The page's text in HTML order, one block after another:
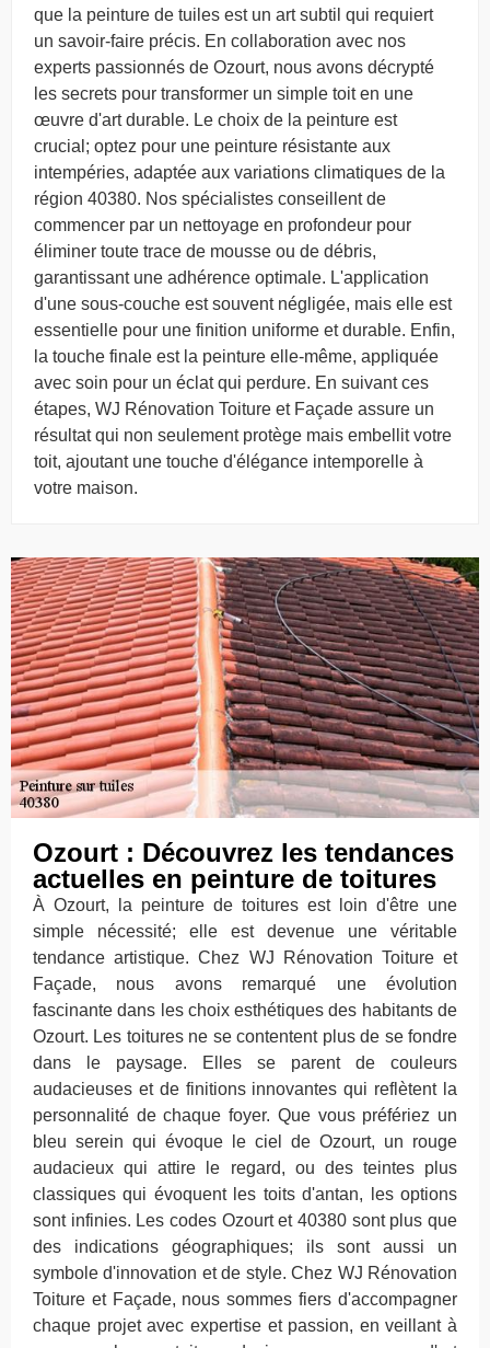
que la peinture de tuiles est un art subtil qui requiert
un savoir-faire précis. En collaboration avec nos
experts passionnés de Ozourt, nous avons décrypté
les secrets pour transformer un simple toit en une
œuvre d'art durable. Le choix de la peinture est
crucial; optez pour une peinture résistante aux
intempéries, adaptée aux variations climatiques de la
région 40380. Nos spécialistes conseillent de
commencer par un nettoyage en profondeur pour
éliminer toute trace de mousse ou de débris,
garantissant une adhérence optimale. L'application
d'une sous-couche est souvent négligée, mais elle est
essentielle pour une finition uniforme et durable. Enfin,
la touche finale est la peinture elle-même, appliquée
avec soin pour un éclat qui perdure. En suivant ces
étapes, WJ Rénovation Toiture et Façade assure un
résultat qui non seulement protège mais embellit votre
toit, ajoutant une touche d'élégance intemporelle à
votre maison.
Ozourt : Découvrez les tendances
actuelles en peinture de toitures
À Ozourt, la peinture de toitures est loin d'être une
simple nécessité; elle est devenue une véritable
tendance artistique. Chez WJ Rénovation Toiture et
Façade, nous avons remarqué une évolution
fascinante dans les choix esthétiques des habitants de
Ozourt. Les toitures ne se contentent plus de se fondre
dans le paysage. Elles se parent de couleurs
audacieuses et de finitions innovantes qui reflètent la
personnalité de chaque foyer. Que vous préfériez un
bleu serein qui évoque le ciel de Ozourt, un rouge
audacieux qui attire le regard, ou des teintes plus
classiques qui évoquent les toits d'antan, les options
sont infinies. Les codes Ozourt et 40380 sont plus que
des indications géographiques; ils sont aussi un
symbole d'innovation et de style. Chez WJ Rénovation
Toiture et Façade, nous sommes fiers d'accompagner
chaque projet avec expertise et passion, en veillant à